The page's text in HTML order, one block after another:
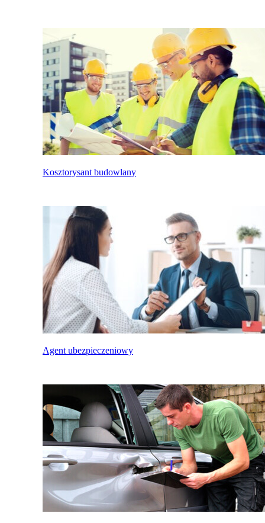
Kosztorysant budowlany
Agent ubezpieczeniowy